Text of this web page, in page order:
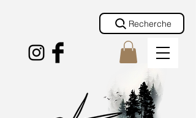
Recherche